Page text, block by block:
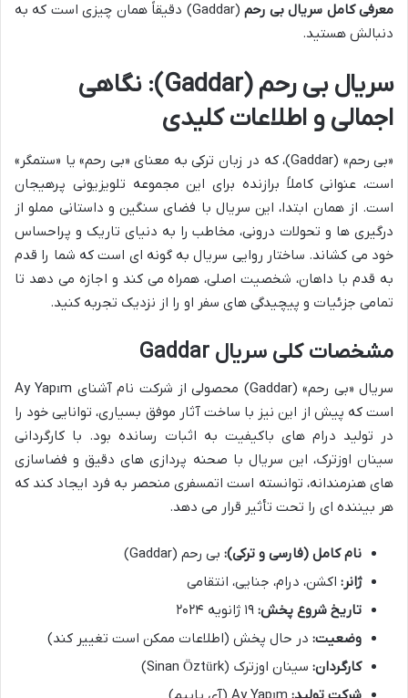
معرفی کامل سریال بی رحم
(Gaddar) دقیقاً همان چیزی است که به
دنبالش هستید.
سریال بی رحم (Gaddar): نگاهی
اجمالی و اطلاعات کلیدی
«بی رحم» (Gaddar)، که در زبان ترکی به معنای «بی رحم» یا «ستمگر»
است، عنوانی کاملاً برازنده برای این مجموعه تلویزیونی پرهیجان
است. از همان ابتدا، این سریال با فضای سنگین و داستانی مملو از
درگیری ها و تحولات درونی، مخاطب را به دنیای تاریک و پراحساس
خود می کشاند. ساختار روایی سریال به گونه ای است که شما را قدم
به قدم با داهان، شخصیت اصلی، همراه می کند و اجازه می دهد تا
تمامی جزئیات و پیچیدگی های سفر او را از نزدیک تجربه کنید.
مشخصات کلی سریال Gaddar
سریال «بی رحم» (Gaddar) محصولی از شرکت نام آشنای Ay Yapım
است که پیش از این نیز با ساخت آثار موفق بسیاری، توانایی خود را
در تولید درام های باکیفیت به اثبات رسانده بود. با کارگردانی
سینان اوزترک، این سریال با صحنه پردازی های دقیق و فضاسازی
های هنرمندانه، توانسته است اتمسفری منحصر به فرد ایجاد کند که
هر بیننده ای را تحت تأثیر قرار می دهد.
نام کامل (فارسی و ترکی): بی رحم (Gaddar)
ژانر: اکشن، درام، جنایی، انتقامی
تاریخ شروع پخش:
وضعیت: در حال پخش (اطلاعات ممکن است تغییر کند)
کارگردان: سینان اوزترک (Sinan Öztürk)